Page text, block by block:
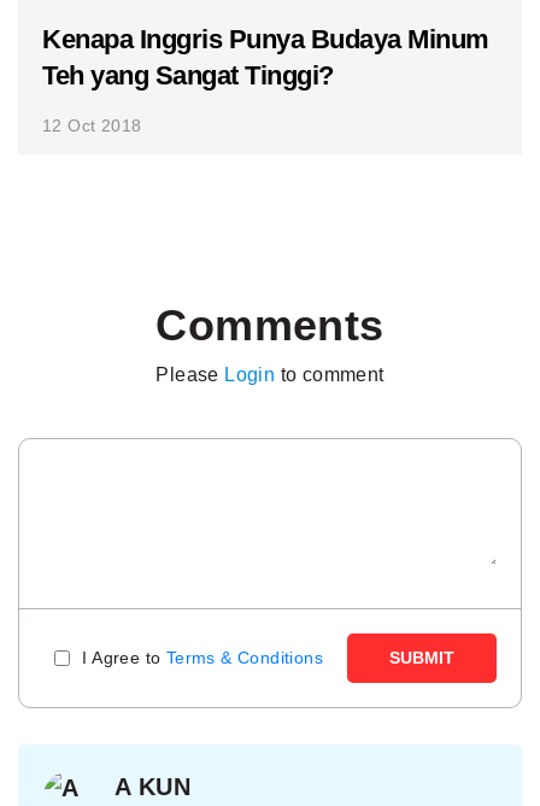
Kenapa Inggris Punya Budaya Minum
Teh yang Sangat Tinggi?
12 Oct 2018
Comments
Please Login to comment
I Agree to Terms & Conditions SUBMIT
A KUN